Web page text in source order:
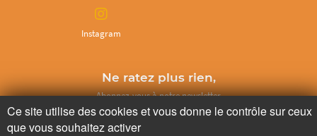
Instagram
Ne ratez plus rien,
Abonnez-vous à notre newsletter
Ce site utilise des cookies et vous donne le contrôle sur ceux
que vous souhaitez activer